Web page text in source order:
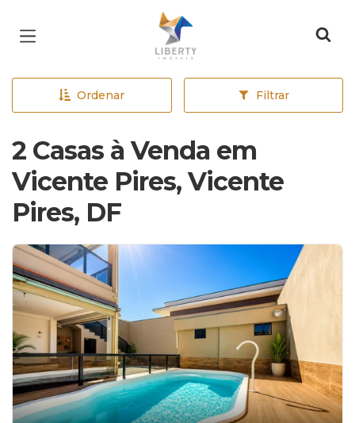
Página inicial
Ordenar Filtrar
2 Casas à Venda em
Vicente Pires, Vicente
Pires, DF